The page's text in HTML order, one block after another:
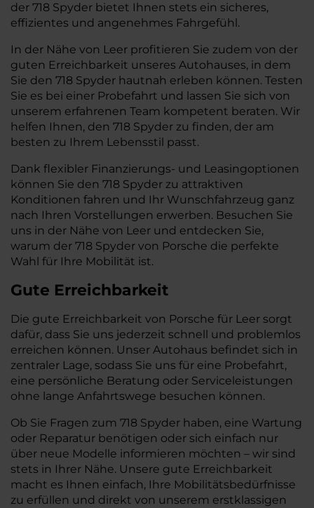
der 718 Spyder bietet Ihnen stets ein sicheres,
effizientes und angenehmes Fahrgefühl.
In der Nähe von Leer profitieren Sie zudem von der
guten Erreichbarkeit unseres Autohauses, in dem
Sie den 718 Spyder hautnah erleben können. Testen
Sie es bei einer Probefahrt und lassen Sie sich von
unserem erfahrenen Team kompetent beraten. Wir
helfen Ihnen, den 718 Spyder zu finden, der am
besten zu Ihrem Lebensstil passt.
Dank flexibler Finanzierungs- und Leasingoptionen
können Sie den 718 Spyder zu attraktiven
Konditionen fahren und Ihr Wunschfahrzeug ganz
nach Ihren Vorstellungen erwerben. Besuchen Sie
uns in der Nähe von Leer und entdecken Sie,
warum der 718 Spyder von Porsche die perfekte
Wahl für Ihre Mobilität ist.
Gute Erreichbarkeit
Die gute Erreichbarkeit von Porsche für Leer sorgt
dafür, dass Sie uns jederzeit schnell und problemlos
erreichen können. Unser Autohaus befindet sich in
zentraler Lage, sodass Sie uns für eine Probefahrt,
eine persönliche Beratung oder Serviceleistungen
ohne lange Anfahrtswege besuchen können.
Ob Sie Fragen zum 718 Spyder haben, eine Wartung
oder Reparatur benötigen oder sich einfach nur
über neue Modelle informieren möchten – wir sind
stets in Ihrer Nähe. Unsere gute Erreichbarkeit
macht es Ihnen einfach, Ihre Mobilitätsbedürfnisse
zu erfüllen und direkt von unserem erstklassigen